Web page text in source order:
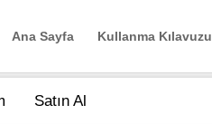
Ana Sayfa Kullanma Kılavuzu
Satın Al